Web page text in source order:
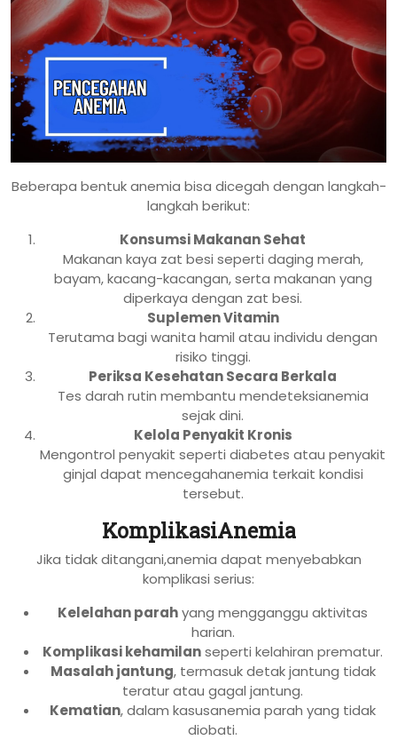
Beberapa bentuk anemia bisa dicegah dengan langkah-
langkah berikut:
Konsumsi Makanan Sehat
Makanan kaya zat besi seperti daging merah,
bayam, kacang-kacangan, serta makanan yang
diperkaya dengan zat besi.
Suplemen Vitamin
Terutama bagi wanita hamil atau individu dengan
risiko tinggi.
Periksa Kesehatan Secara Berkala
Tes darah rutin membantu mendeteksianemia
sejak dini.
Kelola Penyakit Kronis
Mengontrol penyakit seperti diabetes atau penyakit
ginjal dapat mencegahanemia terkait kondisi
tersebut.
KomplikasiAnemia
Jika tidak ditangani,anemia dapat menyebabkan
komplikasi serius:
Kelelahan parahyang mengganggu aktivitas
harian.
Komplikasi kehamilanseperti kelahiran prematur.
Masalah jantung, termasuk detak jantung tidak
teratur atau gagal jantung.
Kematian, dalam kasusanemia parah yang tidak
diobati.